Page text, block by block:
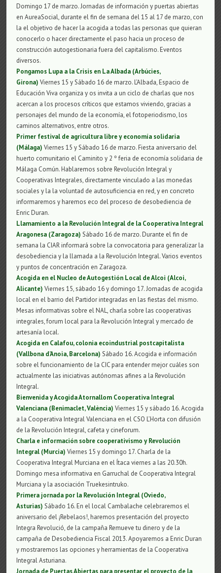
Domingo 17 de marzo. Jornadas de información y puertas abiertas
en AureaSocial, durante el fin de semana del 15 al 17 de marzo, con
la el objetivo de hacer la acogida a todas las personas que quieran
conocerlo o hacer directamente el paso hacia un proceso de
construcción autogestionaria fuera del capitalismo. Eventos
diversos.
Pongamos Lupa a la Crisis en La Albada (Arbúcies,
Girona)Viernes 15 y Sábado 16 de marzo. L’Albada, Espacio de
Educación Viva organiza y os invita a un ciclo de charlas que nos
acercan a los procesos críticos que estamos viviendo, gracias a
personajes del mundo de la economía, el fotoperiodismo, los
caminos alternativos, entre otros.
Primer festival de agricultura libre y economía solidaria
(Málaga) Viernes 15 y Sábado 16 de marzo. Fiesta aniversario del
huerto comunitario el Caminito y 2 º feria de economía solidaria de
Málaga Común. Hablaremos sobre Revolución Integral y
Cooperativas Integrales, directamente vinculado a las monedas
sociales y la la voluntad de autosuficiencia en red, y en concreto
informaremos y haremos eco del proceso de desobediencia de
Enric Duran.
Llamamiento a la Revolución Integral de la Cooperativa Integral
Aragonesa (Zaragoza) Sábado 16 de marzo. Durante el fin de
semana la CIAR informará sobre la convocatoria para generalizar la
desobediencia y la llamada a la Revolución Integral. Varios eventos
y puntos de concentración en Zaragoza.
Acogida en el Nucleo de Autogestión Local de Alcoi (Alcoi,
Alicante) Viernes 15, sábado 16 y domingo 17. Jornadas de acogida
local en el barrio del Partidor integradas en las fiestas del mismo.
Mesas informativas sobre el NAL, charla sobre las cooperativas
integrales, forum local para la Revolución Integral y mercado de
artesanía local.
Acogida en Calafou, colonia ecoindustrial postcapitalista
(Vallbona d’Anoia, Barcelona) Sábado 16. Acogida e información
sobre el funcionamiento de la CIC para entender mejor cuáles son
actualmente las iniciativas autónomas afines a la Revolución
Integral.
Bienvenida y Acogida Atornallom Cooperativa Integral
Valenciana (Benimaclet, València)Viernes 15 y sábado 16. Acogida
a la Cooperativa Integral Valenciana en el CSO L’Horta con difusión
de la Revolución Integral, cafeta y cineforum.
Charla e información sobre cooperativismo y Revolución
Integral (Murcia) Viernes 15 y domingo 17. Charla de la
Cooperativa Integral Murciana en el Ítaca viernes a las 20.30h.
Domingo mesa informativa en Garruchal de Cooperativa Integral
Murciana y la asociación Truekesintruko.
Primera jornada por la Revolución Integral (Oviedo,
Asturias)Sábado 16. En el local Cambalache celebraremos el
aniversario del ¡Rebelaos!, haremos presentación del proyecto
Integra Revolució, de la campaña Remueve tu dinero y de la
campaña de Desobediencia Fiscal 2013. Apoyaremos a Enric Duran
y mostraremos las opciones y herramientas de la Cooperativa
Integral Asturiana.
Jornada de Puertas Abiertas para presentar el proyecto de la